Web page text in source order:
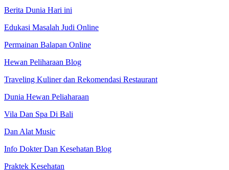
Berita Dunia Hari ini
Edukasi Masalah Judi Online
Permainan Balapan Online
Hewan Peliharaan Blog
Traveling Kuliner dan Rekomendasi Restaurant
Dunia Hewan Peliaharaan
Vila Dan Spa Di Bali
Dan Alat Music
Info Dokter Dan Kesehatan Blog
Praktek Kesehatan